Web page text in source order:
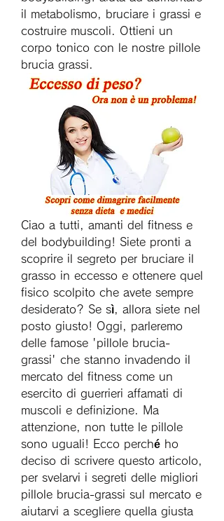
il metabolismo, bruciare i grassi e
costruire muscoli. Ottieni un
corpo tonico con le nostre pillole
brucia grassi.
Ciao a tutti, amanti del fitness e
del bodybuilding! Siete pronti a
scoprire il segreto per bruciare il
grasso in eccesso e ottenere quel
fisico scolpito che avete sempre
desiderato? Se sì, allora siete nel
posto giusto! Oggi, parleremo
delle famose 'pillole brucia-
grassi' che stanno invadendo il
mercato del fitness come un
esercito di guerrieri affamati di
muscoli e definizione. Ma
attenzione, non tutte le pillole
sono uguali! Ecco perché ho
deciso di scrivere questo articolo,
per svelarvi i segreti delle migliori
pillole brucia-grassi sul mercato e
aiutarvi a scegliere quella giusta